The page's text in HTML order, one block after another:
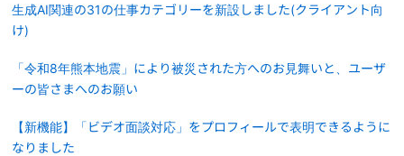
生成AI関連の31の仕事カテゴリーを新設しました(クライアント向
け)
「令和8年熊本地震」により被災された方へのお見舞いと、ユーザ
ーの皆さまへのお願い
【新機能】「ビデオ面談対応」をプロフィールで表明できるように
なりました